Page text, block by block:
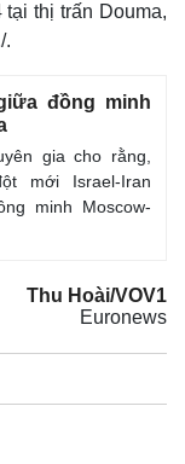
thị trấn Douma,
.
đồng minh
gia cho rằng,
mới Israel-Iran
minh Moscow-
Thu Hoài/VOV1
Euronews